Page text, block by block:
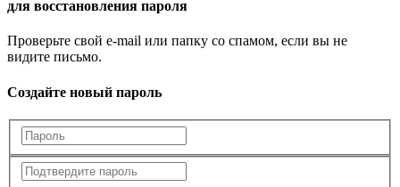
для восстановления пароля
Проверьте свой e-mail или папку со спамом, если вы не
видите письмо.
Создайте новый пароль